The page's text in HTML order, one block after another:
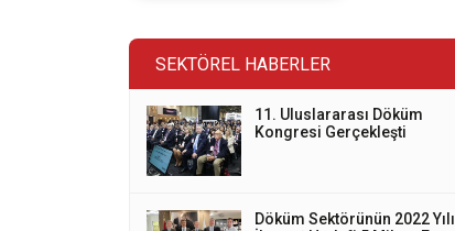
SEKTÖREL HABERLER
11. Uluslararası Döküm
Kongresi Gerçekleşti
Döküm Sektörünün 2022 Yılı